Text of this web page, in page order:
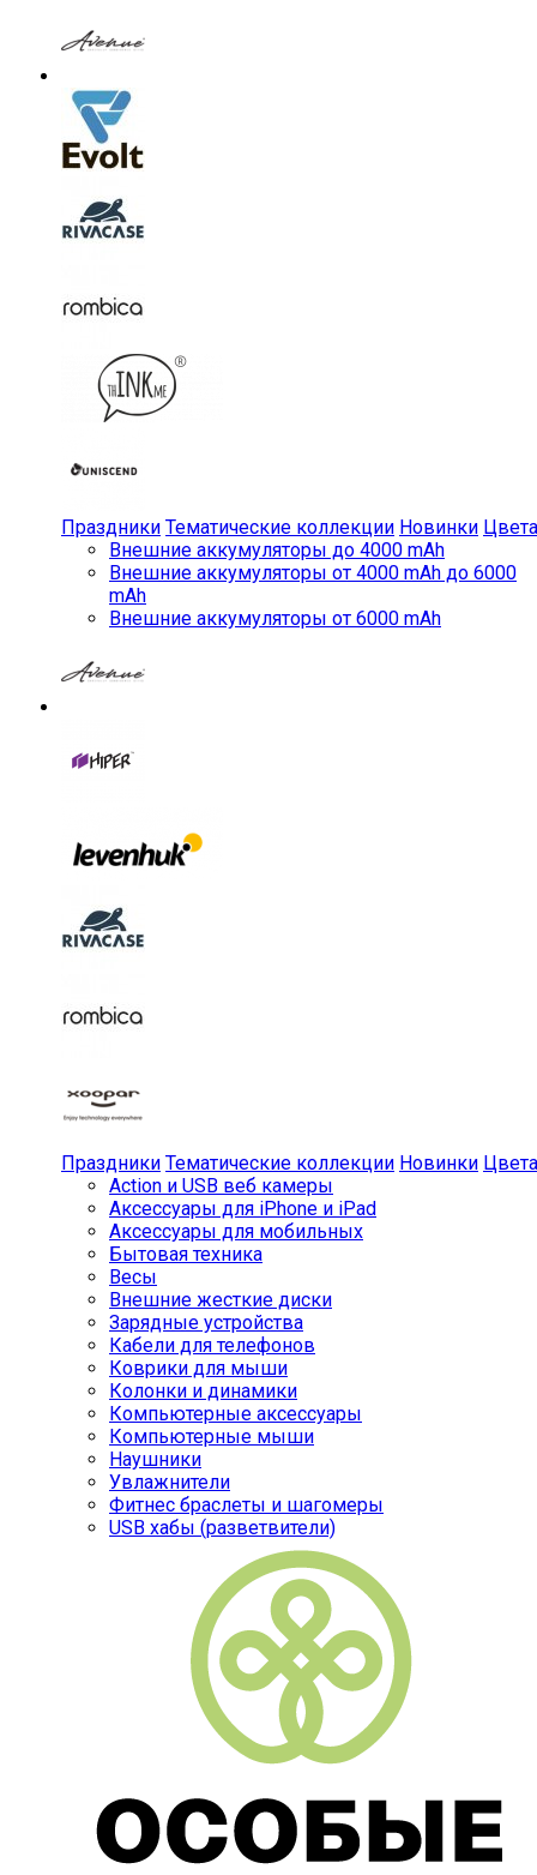
Праздники Тематические коллекции Новинки Цвета
Внешние аккумуляторы до 4000 mAh
Внешние аккумуляторы от 4000 mAh до 6000
mAh
Внешние аккумуляторы от 6000 mAh
Праздники Тематические коллекции Новинки Цвета
Action и USB веб камеры
Аксессуары для iPhone и iPad
Аксессуары для мобильных
Бытовая техника
Весы
Внешние жесткие диски
Зарядные устройства
Кабели для телефонов
Коврики для мыши
Колонки и динамики
Компьютерные аксессуары
Компьютерные мыши
Наушники
Увлажнители
Фитнес браслеты и шагомеры
USB хабы (разветвители)